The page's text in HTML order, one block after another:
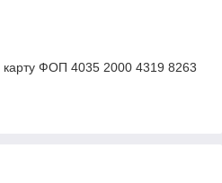
ФОП 4035 2000 4319 8263